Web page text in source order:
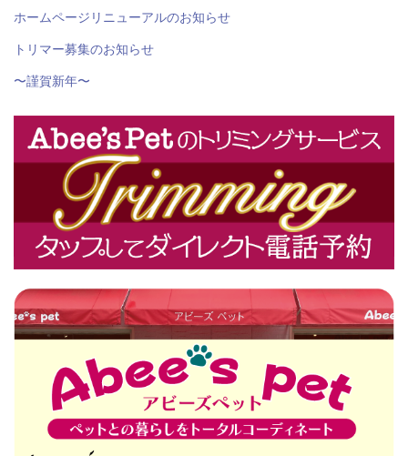
ホームページリニューアルのお知らせ
トリマー募集のお知らせ
〜謹賀新年〜